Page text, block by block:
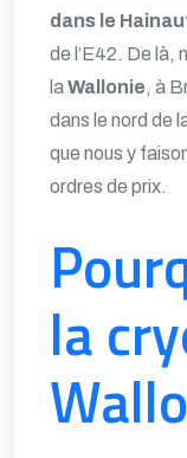
dans le
de l’E42. De là,
laWallonie, à
dans le nord de
que nous y
ordres de prix.
la